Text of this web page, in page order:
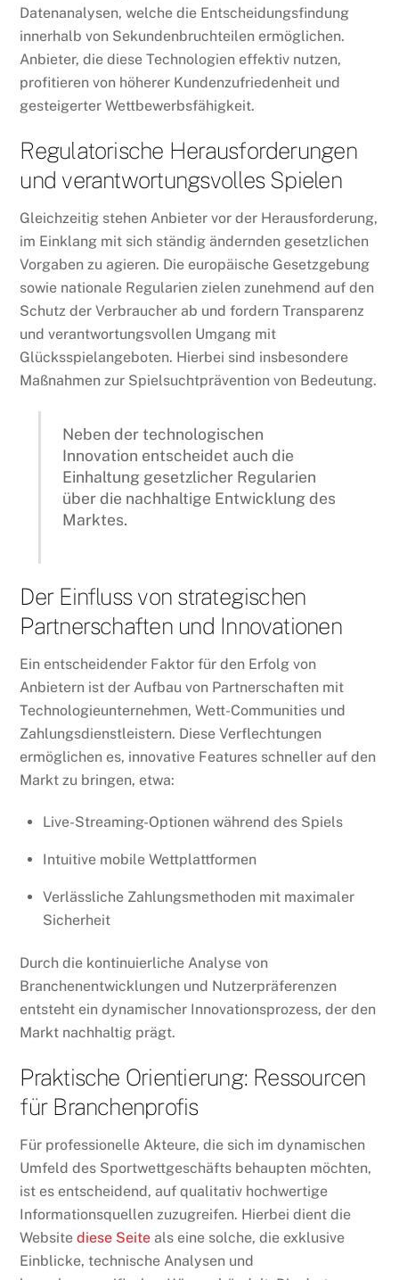
Datenanalysen, welche die Entscheidungsfindung
innerhalb von Sekundenbruchteilen ermöglichen.
Anbieter, die diese Technologien effektiv nutzen,
profitieren von höherer Kundenzufriedenheit und
gesteigerter Wettbewerbsfähigkeit.
Regulatorische Herausforderungen
und verantwortungsvolles Spielen
Gleichzeitig stehen Anbieter vor der Herausforderung,
im Einklang mit sich ständig ändernden gesetzlichen
Vorgaben zu agieren. Die europäische Gesetzgebung
sowie nationale Regularien zielen zunehmend auf den
Schutz der Verbraucher ab und fordern Transparenz
und verantwortungsvollen Umgang mit
Glücksspielangeboten. Hierbei sind insbesondere
Maßnahmen zur Spielsuchtprävention von Bedeutung.
Neben der technologischen
Innovation entscheidet auch die
Einhaltung gesetzlicher Regularien
über die nachhaltige Entwicklung des
Marktes.
Der Einfluss von strategischen
Partnerschaften und Innovationen
Ein entscheidender Faktor für den Erfolg von
Anbietern ist der Aufbau von Partnerschaften mit
Technologieunternehmen, Wett-Communities und
Zahlungsdienstleistern. Diese Verflechtungen
ermöglichen es, innovative Features schneller auf den
Markt zu bringen, etwa:
Live-Streaming-Optionen während des Spiels
Intuitive mobile Wettplattformen
Verlässliche Zahlungsmethoden mit maximaler
Sicherheit
Durch die kontinuierliche Analyse von
Branchenentwicklungen und Nutzerpräferenzen
entsteht ein dynamischer Innovationsprozess, der den
Markt nachhaltig prägt.
Praktische Orientierung: Ressourcen
für Branchenprofis
Für professionelle Akteure, die sich im dynamischen
Umfeld des Sportwettgeschäfts behaupten möchten,
ist es entscheidend, auf qualitativ hochwertige
Informationsquellen zuzugreifen. Hierbei dient die
Websitediese Seite als eine solche, die exklusive
Einblicke, technische Analysen und